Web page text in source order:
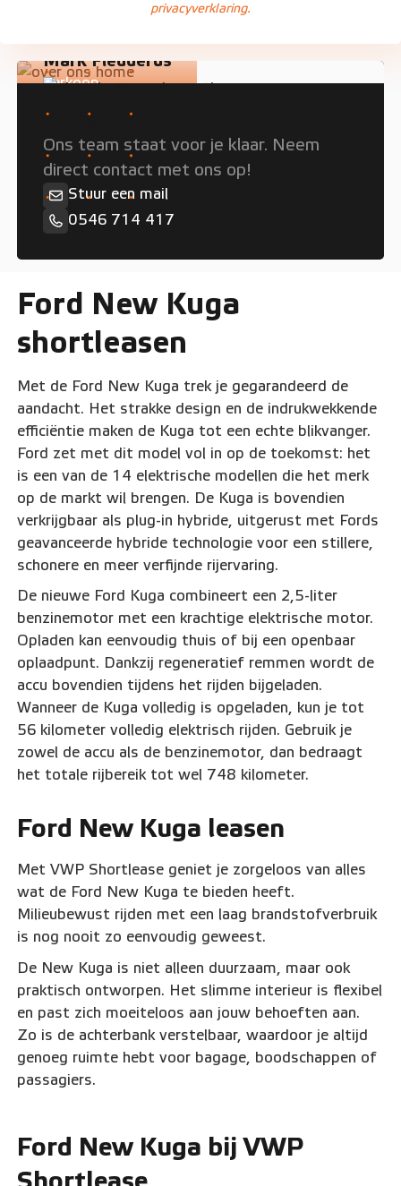
privacyverklaring.
Mark Fledderus
Verkoop
Persoonlijk advies nodig?
Ons team staat voor je klaar. Neem
direct contact met ons op!
Stuur een mail
0546 714 417
Ford New Kuga
shortleasen
Met de Ford New Kuga trek je gegarandeerd de
aandacht. Het strakke design en de indrukwekkende
efficiëntie maken de Kuga tot een echte blikvanger.
Ford zet met dit model vol in op de toekomst: het
is een van de 14 elektrische modellen die het merk
op de markt wil brengen. De Kuga is bovendien
verkrijgbaar als plug-in hybride, uitgerust met Fords
geavanceerde hybride technologie voor een stillere,
schonere en meer verfijnde rijervaring.
De nieuwe Ford Kuga combineert een 2,5-liter
benzinemotor met een krachtige elektrische motor.
Opladen kan eenvoudig thuis of bij een openbaar
oplaadpunt. Dankzij regeneratief remmen wordt de
accu bovendien tijdens het rijden bijgeladen.
Wanneer de Kuga volledig is opgeladen, kun je tot
56 kilometer volledig elektrisch rijden. Gebruik je
zowel de accu als de benzinemotor, dan bedraagt
het totale rijbereik tot wel 748 kilometer.
Ford New Kuga leasen
Met VWP Shortlease geniet je zorgeloos van alles
wat de Ford New Kuga te bieden heeft.
Milieubewust rijden met een laag brandstofverbruik
is nog nooit zo eenvoudig geweest.
De New Kuga is niet alleen duurzaam, maar ook
praktisch ontworpen. Het slimme interieur is flexibel
en past zich moeiteloos aan jouw behoeften aan.
Zo is de achterbank verstelbaar, waardoor je altijd
genoeg ruimte hebt voor bagage, boodschappen of
passagiers.
Ford New Kuga bij VWP